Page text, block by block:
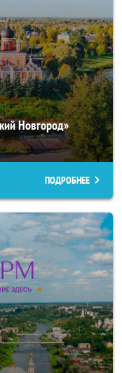
Новгород»
ПОДРОБНЕЕ